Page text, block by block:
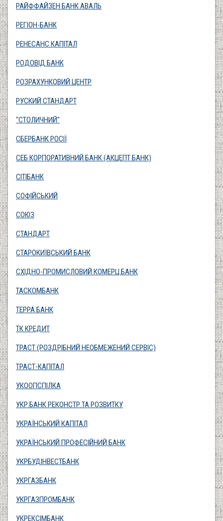
РАЙФФАЙЗЕН БАНК АВАЛЬ
РЕГІОН-БАНК
РЕНЕСАНС КАПІТАЛ
РОДОВІД БАНК
РОЗРАХУНКОВИЙ ЦЕНТР
РУСКИЙ СТАНДАРТ
"СТОЛИЧНИЙ"
СБЕРБАНК РОСІЇ
СЕБ КОРПОРАТИВНИЙ БАНК (АКЦЕПТ БАНК)
СІТІБАНК
СОФІЙСЬКИЙ
СОЮЗ
СТАНДАРТ
СТАРОКИЇВСЬКИЙ БАНК
СХІДНО-ПРОМИСЛОВИЙ КОМЕРЦ.БАНК
ТАСКОМБАНК
ТЕРРА БАНК
ТК КРЕДИТ
ТРАСТ (РОЗДРІБНИЙ НЕОБМЕЖЕНИЙ СЕРВІС)
ТРАСТ-КАПІТАЛ
УКООПСПІЛКА
УКР.БАНК РЕКОНСТР.ТА РОЗВИТКУ
УКРАЇНСЬКИЙ КАПІТАЛ
УКРАЇНСЬКИЙ ПРОФЕСІЙНИЙ БАНК
УКРБУДІНВЕСТБАНК
УКРГАЗБАНК
УКРГАЗПРОМБАНК
УКРЕКСІМБАНК